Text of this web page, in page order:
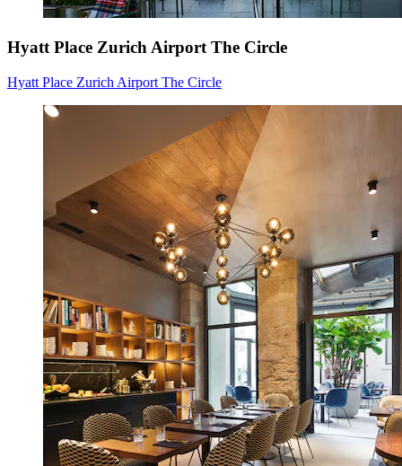
Hyatt Place Zurich Airport The Circle
Hyatt Place Zurich Airport The Circle